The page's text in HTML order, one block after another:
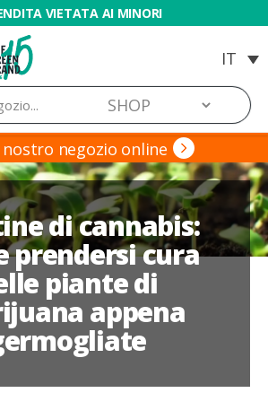
VIETATA AI MINORI
Blog
de
Grow
Barato
negozio online
di cannabis:
prendersi cura
piante di
appena